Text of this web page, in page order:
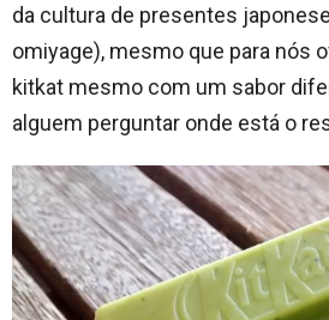
da cultura de presentes
omiyage), mesmo que para nós
kitkat mesmo com um sabor
alguem perguntar onde está o